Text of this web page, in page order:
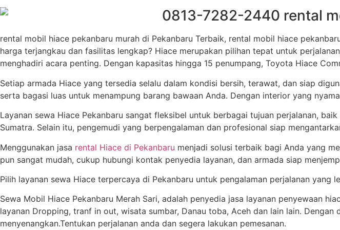
0813-7282-2440 rental
rental mobil hiace pekanbaru murah di Pekanbaru Terbaik, rental mobil hiace
harga terjangkau dan fasilitas lengkap? Hiace merupakan pilihan tepat untuk
menghadiri acara penting. Dengan kapasitas hingga 15 penumpang, Toyota Hiace
Setiap armada Hiace yang tersedia selalu dalam kondisi bersih, terawat, dan siap
serta bagasi luas untuk menampung barang bawaan Anda. Dengan interior yang
Layanan sewa Hiace Pekanbaru sangat fleksibel untuk berbagai tujuan perjalanan,
Sumatra. Selain itu, pengemudi yang berpengalaman dan profesional siap
Menggunakan jasa rental Hiace di Pekanbaru menjadi solusi terbaik bagi Anda yang
pun sangat mudah, cukup hubungi kontak penyedia layanan, dan armada siap
Pilih layanan sewa Hiace terpercaya di Pekanbaru untuk pengalaman perjalanan yang
Sewa Mobil Hiace Pekanbaru Merah Sari, adalah penyedia jasa layanan penyewaan
layanan Dropping, tranf in out, wisata sumbar, Danau toba, Aceh dan lain lain.
menyenangkan.Tentukan perjalanan anda dan segera lakukan pemesanan.